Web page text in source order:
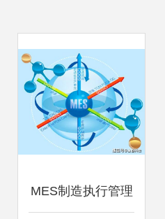
MES制造执行管理